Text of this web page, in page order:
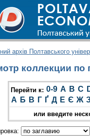
архів Полтавського
коллекции по
Перейти к: 0-9 A B C
А Б В Г Ґ Д Е Є Ж
или введите